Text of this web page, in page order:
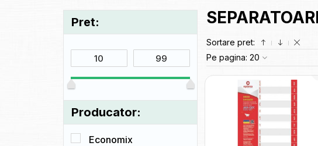
Pret:
Producator:
Economix
Sortare pret:
Pe pagina: 20